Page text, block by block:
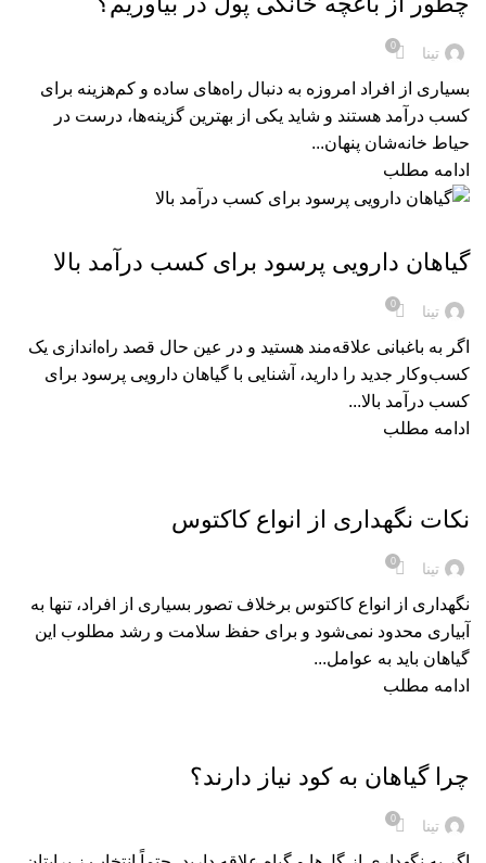
تینا 0
بسیاری از افراد امروزه به دنبال راه‌های ساده و کم‌هزینه برای
کسب درآمد هستند و شاید یکی از بهترین گزینه‌ها، درست در
حیاط خانه‌شان پنهان...
ادامه مطلب
گیاهان دارویی پرسود برای کسب درآمد بالا
تینا 0
اگر به باغبانی علاقه‌مند هستید و در عین حال قصد راه‌اندازی یک
کسب‌وکار جدید را دارید، آشنایی با گیاهان دارویی پرسود برای
کسب درآمد بالا...
ادامه مطلب
نکات نگهداری از انواع کاکتوس
تینا 0
نگهداری از انواع کاکتوس برخلاف تصور بسیاری از افراد، تنها به
آبیاری محدود نمی‌شود و برای حفظ سلامت و رشد مطلوب این
گیاهان باید به عوامل...
ادامه مطلب
چرا گیاهان به کود نیاز دارند؟
تینا 0